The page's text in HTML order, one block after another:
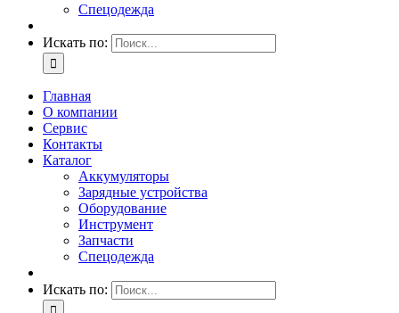
Спецодежда
Искать по:
Главная
О компании
Сервис
Контакты
Каталог
Аккумуляторы
Зарядные устройства
Оборудование
Инструмент
Запчасти
Спецодежда
Искать по: